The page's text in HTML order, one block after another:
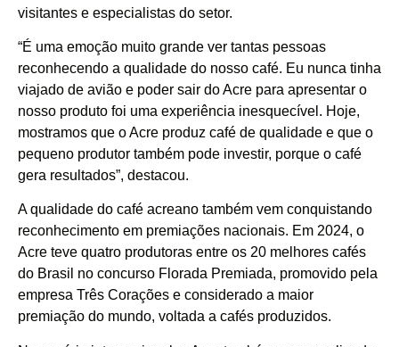
visitantes e especialistas do setor.
“É uma emoção muito grande ver tantas pessoas
reconhecendo a qualidade do nosso café. Eu nunca tinha
viajado de avião e poder sair do Acre para apresentar o
nosso produto foi uma experiência inesquecível. Hoje,
mostramos que o Acre produz café de qualidade e que o
pequeno produtor também pode investir, porque o café
gera resultados”, destacou.
A qualidade do café acreano também vem conquistando
reconhecimento em premiações nacionais. Em 2024, o
Acre teve quatro produtoras entre os 20 melhores cafés
do Brasil no concurso Florada Premiada, promovido pela
empresa Três Corações e considerado a maior
premiação do mundo, voltada a cafés produzidos.